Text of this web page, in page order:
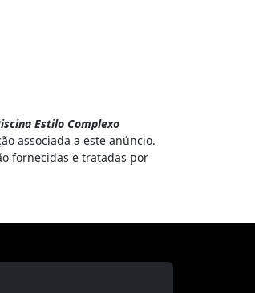
Estilo Complexo
associada a este anúncio.
fornecidas e tratadas por